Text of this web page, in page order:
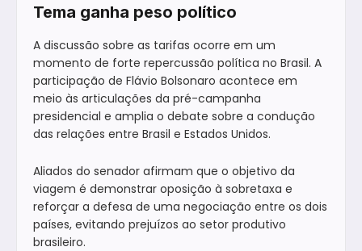
Tema ganha peso político
A discussão sobre as tarifas ocorre em um
momento de forte repercussão política no Brasil. A
participação de Flávio Bolsonaro acontece em
meio às articulações da pré-campanha
presidencial e amplia o debate sobre a condução
das relações entre Brasil e Estados Unidos.
Aliados do senador afirmam que o objetivo da
viagem é demonstrar oposição à sobretaxa e
reforçar a defesa de uma negociação entre os dois
países, evitando prejuízos ao setor produtivo
brasileiro.